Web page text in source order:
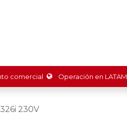
comercial Operación en LATAM
230V